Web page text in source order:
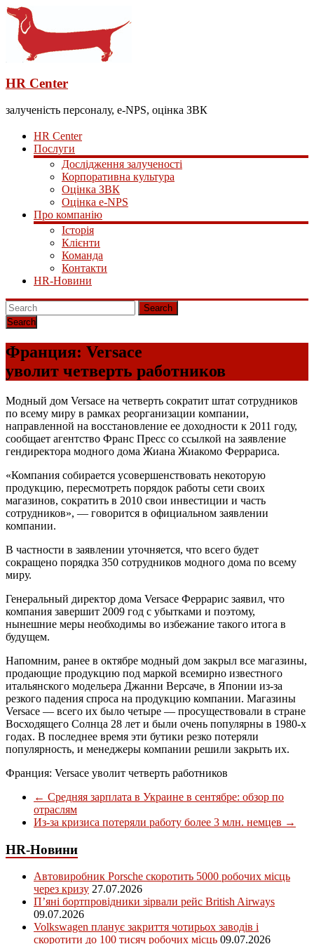
HR Center
залученість персоналу, e-NPS, оцінка ЗВК
HR Center
Послуги
Дослідження залученості
Корпоративна культура
Оцінка ЗВК
Оцінка e-NPS
Про компанію
Історія
Клієнти
Команда
Контакти
HR-Новини
Search
Франция: Versace
уволит четверть работников
Модный дом Versace на четверть сократит штат сотрудников
по всему миру в рамках реорганизации компании,
направленной на восстановление ее доходности к 2011 году,
сообщает агентство Франс Пресс со ссылкой на заявление
гендиректора модного дома Жиана Жиакомо Феррариса.
«Компания собирается усовершенствовать некоторую
продукцию, пересмотреть порядок работы сети своих
магазинов, сократить в 2010 свои инвестиции и часть
сотрудников», — говорится в официальном заявлении
компании.
В частности в заявлении уточняется, что всего будет
сокращено порядка 350 сотрудников модного дома по всему
миру.
Генеральный директор дома Versace Феррарис заявил, что
компания завершит 2009 год с убытками и поэтому,
нынешние меры необходимы во избежание такого итога в
будущем.
Напомним, ранее в октябре модный дом закрыл все магазины,
продающие продукцию под маркой всемирно известного
итальянского модельера Джанни Версаче, в Японии из-за
резкого падения спроса на продукцию компании. Магазины
Versace — всего их было четыре — просуществовали в стране
Восходящего Солнца 28 лет и были очень популярны в 1980-х
годах. В последнее время эти бутики резко потеряли
популярность, и менеджеры компании решили закрыть их.
Франция: Versace уволит четверть работников
← Средняя зарплата в Украине в сентябре: обзор по
отраслям
Из-за кризиса потеряли работу более 3 млн. немцев →
HR-Новини
Автовиробник Porsche скоротить 5000 робочих місць
через кризу 27.07.2026
П’яні бортпровідники зірвали рейс British Airways
09.07.2026
Volkswagen планує закриття чотирьох заводів і
скоротити до 100 тисяч робочих місць 09.07.2026